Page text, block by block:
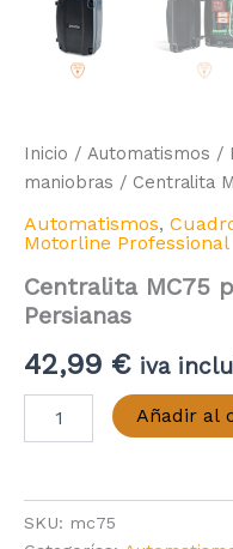
Inicio / Automatismos /
maniobras / Centralita
Automatismos,
Motorline Professional
Centralita MC75
Persianas
42,99 € iva
MC75
de
Persianas
Añadir al
SKU: mc75